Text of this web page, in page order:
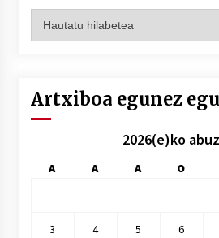
hilez
Artxiboa egunez
2026(e)ko
A A A O
3 4 5 6